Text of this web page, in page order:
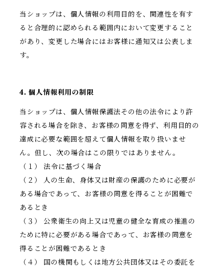
当ショップは、個人情報の利用目的を、関連性を有す
ると合理的に認められる範囲内において変更すること
があり、変更した場合にはお客様に通知又は公表しま
す。
4. 個人情報利用の制限
当ショップは、個人情報保護法その他の法令により許
容される場合を除き、お客様の同意を得ず、利用目的の
達成に必要な範囲を超えて個人情報を取り扱いませ
ん。但し、次の場合はこの限りではありません。
（１） 法令に基づく場合
（２） 人の生命、身体又は財産の保護のために必要が
ある場合であって、お客様の同意を得ることが困難で
あるとき
（３） 公衆衛生の向上又は児童の健全な育成の推進の
ために特に必要がある場合であって、お客様の同意を
得ることが困難であるとき
（４） 国の機関もしくは地方公共団体又はその委託を